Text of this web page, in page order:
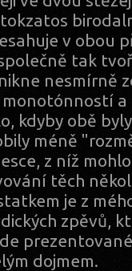
v obou
tak
nesmírně
kdyby obě
méně
z níž
těch
je z
zpěvů,
dojmem.